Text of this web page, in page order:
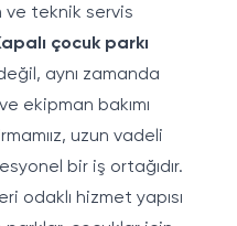
ve teknik servis
çocuk parkı
aynı zamanda
ekipman bakımı
uzun vadeli
bir iş ortağıdır.
odaklı hizmet yapısı